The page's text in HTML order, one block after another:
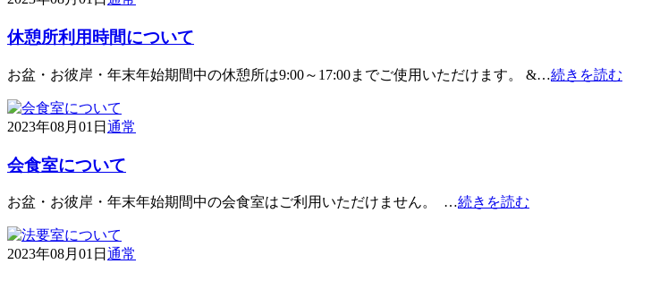
休憩所利用時間について
お盆・お彼岸・年末年始期間中の休憩所は9:00～17:00までご使用いただけます。 &…続きを読む
2023年08月01日 通常
会食室について
お盆・お彼岸・年末年始期間中の会食室はご利用いただけません。 …続きを読む
2023年08月01日 通常